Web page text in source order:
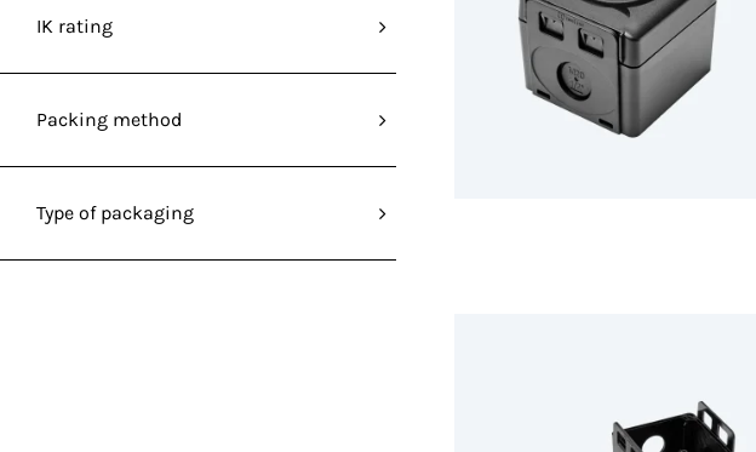
IK rating
Packing method
Type of packaging